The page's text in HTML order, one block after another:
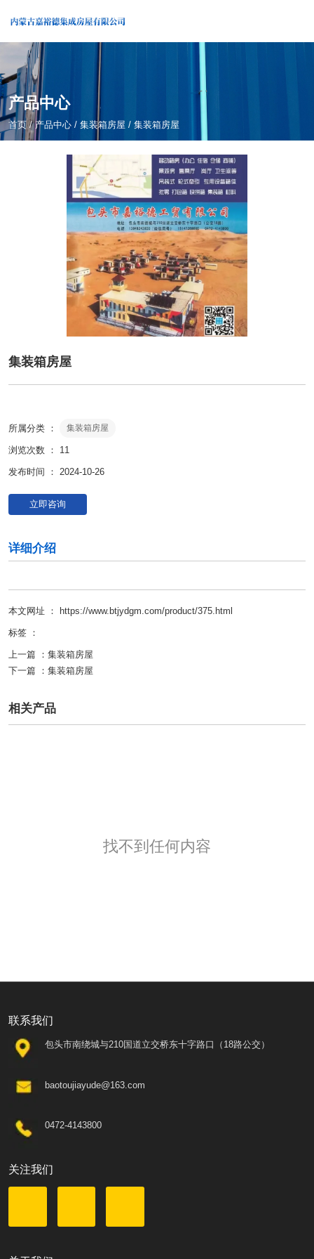
产品中心
首页/产品中心 / 集装箱房屋 / 集装箱房屋
集装箱房屋
所属分类 ： 集装箱房屋
浏览次数 ： 11
发布时间 ： 2024-10-26
立即咨询
详细介绍
本文网址 ： https://www.btjydgm.com/product/375.html
标签 ：
上一篇 ： 集装箱房屋
下一篇 ： 集装箱房屋
相关产品
找不到任何内容
联系我们
包头市南绕城与210国道立交桥东十字路口（18路公交）
baotoujiayude@163.com
0472-4143800
关注我们